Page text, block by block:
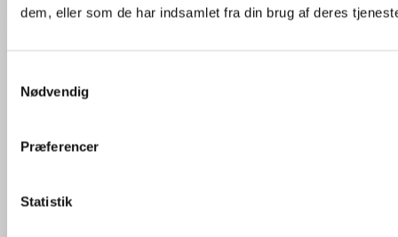
dem, eller som de har indsamlet fra din brug af deres
Nødvendig
Præferencer
Statistik